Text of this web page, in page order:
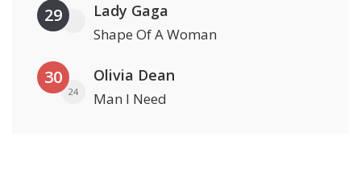
29 Lady Gaga
Shape Of A Woman
30
24
Olivia Dean
Man I Need